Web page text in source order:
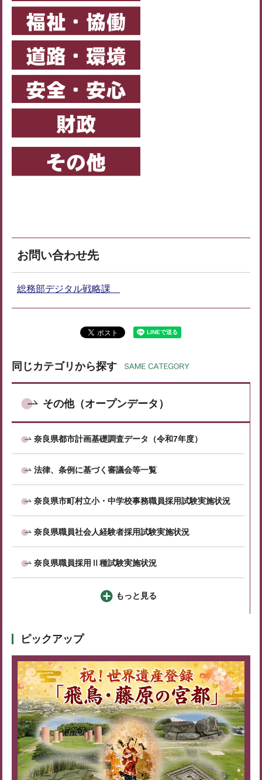
お問い合わせ先
総務部デジタル戦略課
同じカテゴリから探す
その他（オープンデータ）
奈良県都市計画基礎調査データ（令和7年度）
法律、条例に基づく審議会等一覧
奈良県市町村立小・中学校事務職員採用試験実施状況
奈良県職員社会人経験者採用試験実施状況
奈良県職員採用Ⅱ種試験実施状況
もっと見る
ピックアップ